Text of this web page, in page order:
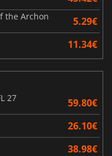
the Archon 5.29€
11.34€
27
59.80€
26.10€
38.98€